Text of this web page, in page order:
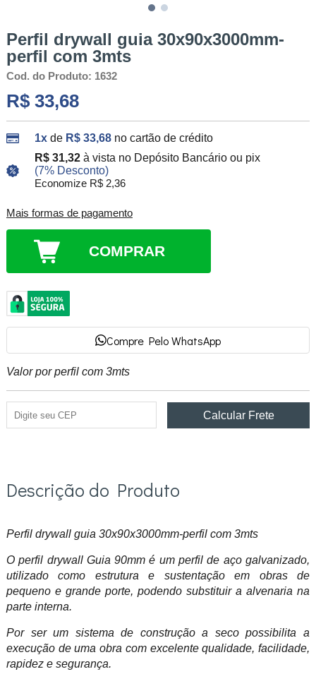
Perfil drywall guia 30x90x3000mm-
perfil com 3mts
Cod. do Produto: 1632
R$ 33,68
1xde R$ 33,68 no cartão de crédito
R$ 31,32 à vista no Depósito Bancário ou pix
(7% Desconto)
Economize R$ 2,36
Mais formas de pagamento
COMPRAR
Compre Pelo WhatsApp
Valor por perfil com 3mts
Descrição do Produto
Perfil drywall guia 30x90x3000mm-perfil com 3mts
O perfil drywall Guia 90mm é um perfil de aço galvanizado,
utilizado como estrutura e sustentação em obras de
pequeno e grande porte, podendo substituir a alvenaria na
parte interna.
Por ser um sistema de construção a seco possibilita a
execução de uma obra com excelente qualidade, facilidade,
rapidez e segurança.